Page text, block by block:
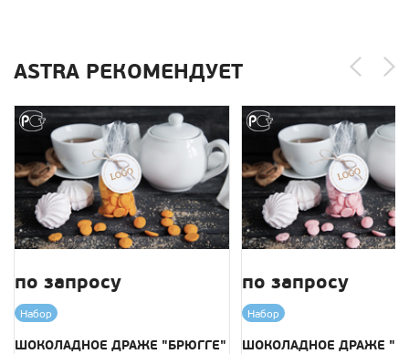
ASTRA РЕКОМЕНДУЕТ
по запросу
Набор
ШОКОЛАДНОЕ ДРАЖЕ "БРЮГГЕ"
по запросу
Набор
ШОКОЛАДНОЕ ДРАЖЕ